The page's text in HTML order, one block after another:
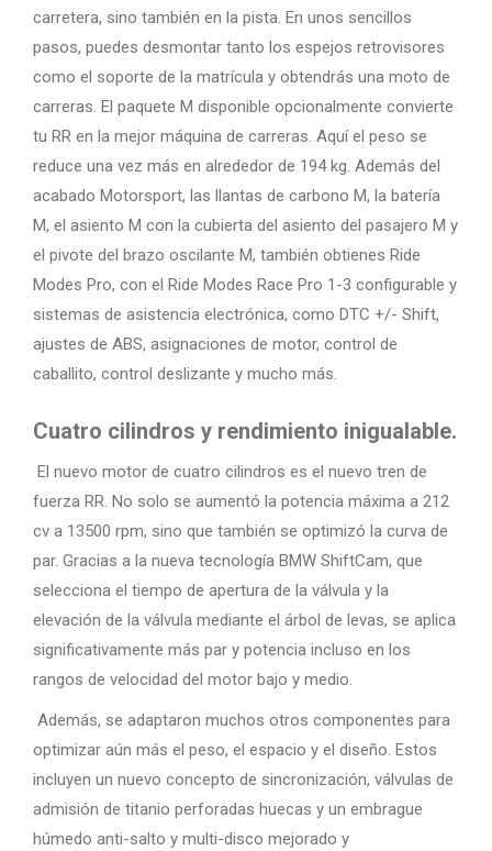
carretera, sino también en la pista. En unos sencillos
pasos, puedes desmontar tanto los espejos retrovisores
como el soporte de la matrícula y obtendrás una moto de
carreras. El paquete M disponible opcionalmente convierte
tu RR en la mejor máquina de carreras. Aquí el peso se
reduce una vez más en alrededor de 194 kg. Además del
acabado Motorsport, las llantas de carbono M, la batería
M, el asiento M con la cubierta del asiento del pasajero M y
el pivote del brazo oscilante M, también obtienes Ride
Modes Pro, con el Ride Modes Race Pro 1-3 configurable y
sistemas de asistencia electrónica, como DTC +/- Shift,
ajustes de ABS, asignaciones de motor, control de
caballito, control deslizante y mucho más.
Cuatro cilindros y rendimiento inigualable.
El nuevo motor de cuatro cilindros es el nuevo tren de
fuerza RR. No solo se aumentó la potencia máxima a 212
cv a 13500 rpm, sino que también se optimizó la curva de
par. Gracias a la nueva tecnología BMW ShiftCam, que
selecciona el tiempo de apertura de la válvula y la
elevación de la válvula mediante el árbol de levas, se aplica
significativamente más par y potencia incluso en los
rangos de velocidad del motor bajo y medio.
Además, se adaptaron muchos otros componentes para
optimizar aún más el peso, el espacio y el diseño. Estos
incluyen un nuevo concepto de sincronización, válvulas de
admisión de titanio perforadas huecas y un embrague
húmedo anti-salto y multi-disco mejorado y